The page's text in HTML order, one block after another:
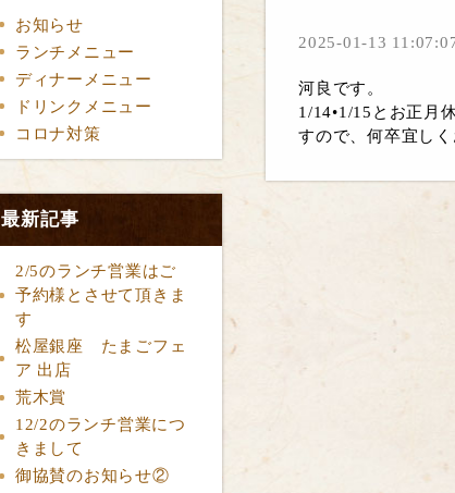
お知らせ
ランチメニュー
ディナーメニュー
ドリンクメニュー
コロナ対策
最新記事
2/5のランチ営業はご
予約様とさせて頂きま
す
松屋銀座 たまごフェ
ア 出店
荒木賞
12/2のランチ営業につ
きまして
御協賛のお知らせ②
2025-01-13
河良です。
1/14•1/15とお正月
すので、 何卒宜しく